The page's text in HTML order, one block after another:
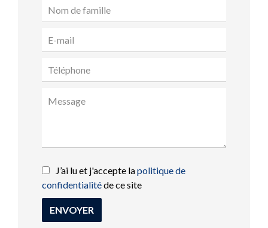
J’ai lu et j'accepte lapolitique de
confidentialitéde ce site
ENVOYER